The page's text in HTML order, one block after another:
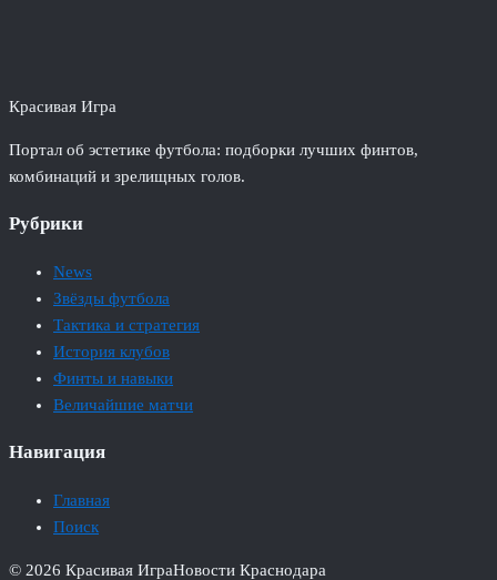
Красивая Игра
Портал об эстетике футбола: подборки лучших финтов,
комбинаций и зрелищных голов.
Рубрики
News
Звёзды футбола
Тактика и стратегия
История клубов
Финты и навыки
Величайшие матчи
Навигация
Главная
Поиск
© 2026 Красивая ИграНовости Краснодара